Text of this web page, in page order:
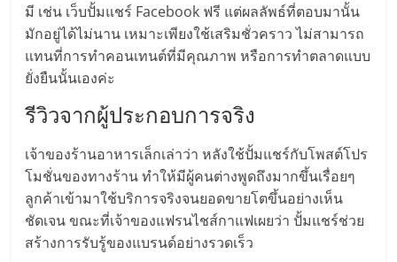
ปรึกษา
แฟ
รน
ไชส์,
รวม
แฟ
รน
ขาย
แฟ
รน
มี เช่น เว็บปั้มแชร์ Facebook ฟรี แต่ผลลัพธ์ที่ตอบมานั้น
มักอยู่ได้ไม่นาน เหมาะเพียงใช้เสริมชั่วคราว ไม่สามารถ
แทนที่การทำคอนเทนต์ที่มีคุณภาพ หรือการทำตลาดแบบ
ยั่งยืนนั้นเองค่ะ
รีวิวจากผู้ประกอบการจริง
เจ้าของร้านอาหารเล็กเล่าว่า หลังใช้ปั้มแชร์กับโพสต์โปร
โมชั่นของทางร้าน ทำให้มีผู้คนต่างพูดถึงมากขึ้นเรื่อยๆ
ลูกค้าเข้ามาใช้บริการจริงจนยอดขายโตขึ้นอย่างเห็น
ชัดเจน ขณะที่เจ้าของแฟรนไชส์กาแฟเผยว่า ปั้มแชร์ช่วย
สร้างการรับรู้ของแบรนด์อย่างรวดเร็ว